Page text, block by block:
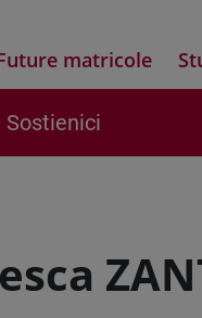
matricole
Sostienici